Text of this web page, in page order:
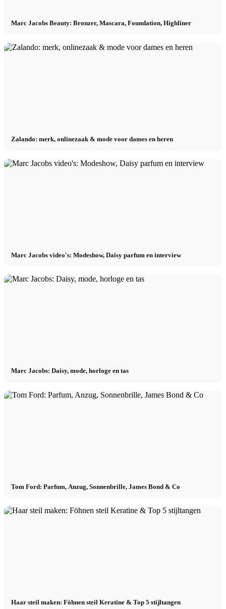
Marc Jacobs Beauty: Bronzer, Mascara, Foundation, Highliner
Zalando: merk, onlinezaak & mode voor dames en heren
Marc Jacobs video's: Modeshow, Daisy parfum en interview
Marc Jacobs: Daisy, mode, horloge en tas
Tom Ford: Parfum, Anzug, Sonnenbrille, James Bond & Co
Haar steil maken: Föhnen steil Keratine & Top 5 stijltangen